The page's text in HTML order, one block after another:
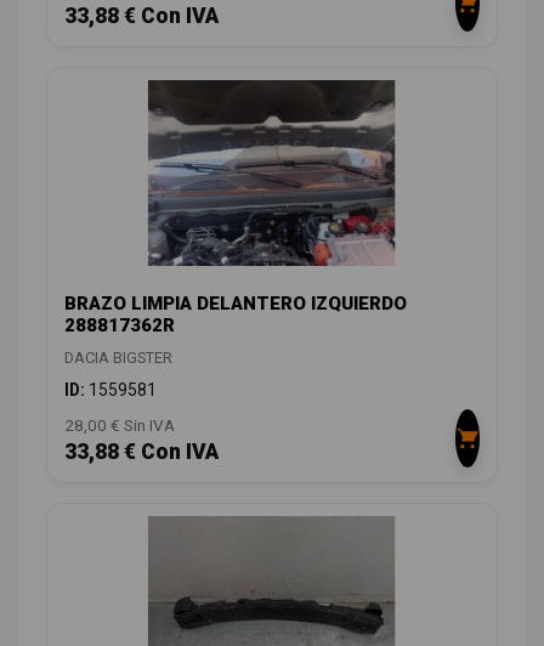
33,88 € Con IVA
BRAZO LIMPIA DELANTERO IZQUIERDO
288817362R
DACIA BIGSTER
ID: 1559581
28,00 € Sin IVA
33,88 € Con IVA